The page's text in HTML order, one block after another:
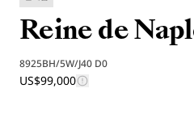
Reine de
8925BH/5W/J40 D0
US$99,000